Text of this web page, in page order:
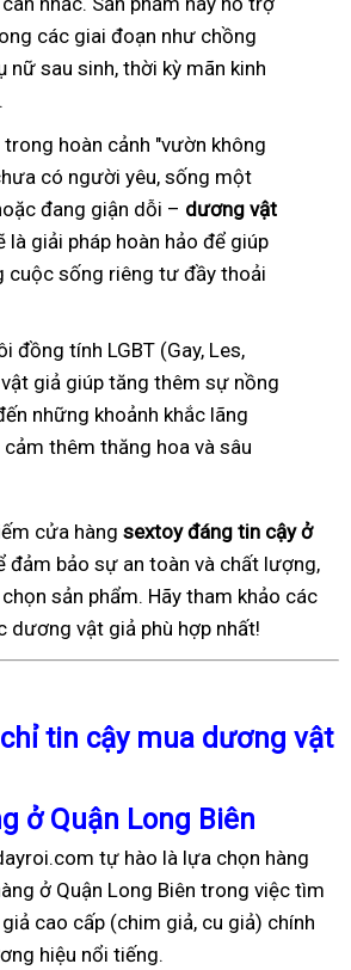
các giai đoạn như chồng
nữ sau sinh, thời kỳ mãn kinh
hoàn cảnh "vườn không
có người yêu, sống một
đang giận dỗi – dương vật
là giải pháp hoàn hảo để giúp
cuộc sống riêng tư đầy thoải
đồng tính LGBT (Gay, Les,
giả giúp tăng thêm sự nồng
những khoảnh khắc lãng
thêm thăng hoa và sâu
cửa hàng sextoy đáng tin cậy ở
đảm bảo sự an toàn và chất lượng,
sản phẩm. Hãy tham khảo các
dương vật giả phù hợp nhất!
tin cậy mua dương vật
ở Quận Long Biên
tự hào là lựa chọn hàng
ở Quận Long Biên trong việc tìm
cao cấp (chim giả, cu giả) chính
hiệu nổi tiếng.